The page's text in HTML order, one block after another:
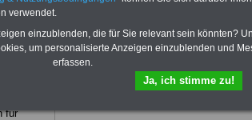
für
herunterladen, auch für Beschäftigte beim
Beamtenrecht, Besoldung, Beihilfe,
Beamtenversorgung, Rund ums Geld,
Nebentätigkeitsrecht, Frauen im öffentl.
und Berufseinstieg im öffentlichen
kann die eBooks herunterladen,
verwendet.
einzublenden, die für Sie relevant sein könnten?
um personalisierte Anzeigen einzublenden und
erfassen.
Ja, ich stimme zu!